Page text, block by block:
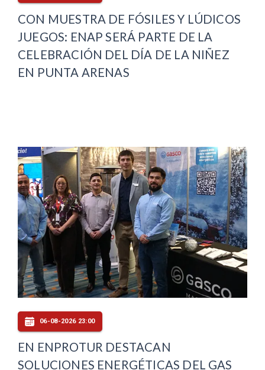
CON MUESTRA DE FÓSILES Y LÚDICOS
JUEGOS: ENAP SERÁ PARTE DE LA
CELEBRACIÓN DEL DÍA DE LA NIÑEZ
EN PUNTA ARENAS
06-08-2026 23:00
EN ENPROTUR DESTACAN
SOLUCIONES ENERGÉTICAS DEL GAS